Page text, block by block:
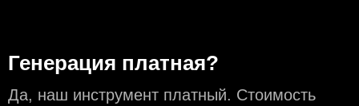
Генерация платная?
Да, наш инструмент платный. Стоимость